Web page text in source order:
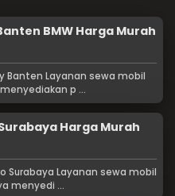
BMW Harga Murah
Banten Layanan sewa mobil
p ...
Harga Murah
Surabaya Layanan sewa mobil
menyedi ...